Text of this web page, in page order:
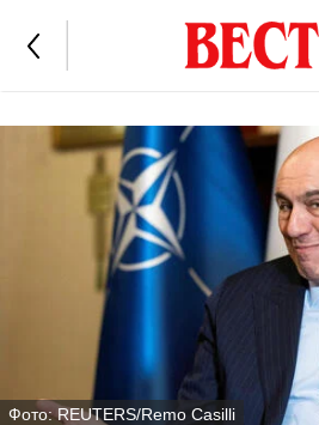
Фото: REUTERS/Remo Casilli